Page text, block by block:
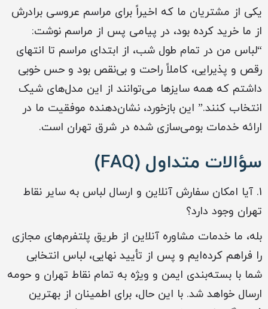
یکی از مشتریان ما که اخیراً برای مراسم عروسی برادرش
از ما خرید کرده بود، در پیامی پس از مراسم نوشت:
“لباس من در تمام طول شب، از ابتدای مراسم تا انتهای
رقص و پذیرایی، کاملاً راحت و بی‌نقص بود و حس خوبی
داشتم که همه سایزها می‌توانند از این مدل‌های شیک
انتخاب کنند.” این بازخورد، نشان‌دهنده موفقیت ما در
ارائه خدمات بومی‌سازی شده در شرق تهران است.
سؤالات متداول (FAQ)
1. آیا امکان سفارش آنلاین و ارسال لباس به سایر نقاط
تهران وجود دارد؟
بله، ما خدمات مشاوره آنلاین از طریق پلتفرم‌های مجازی
را فراهم کرده‌ایم و پس از تأیید نهایی، لباس انتخابی
شما با بسته‌بندی ایمن و ویژه به تمام نقاط تهران و حومه
ارسال خواهد شد. با این حال، برای اطمینان از بهترین